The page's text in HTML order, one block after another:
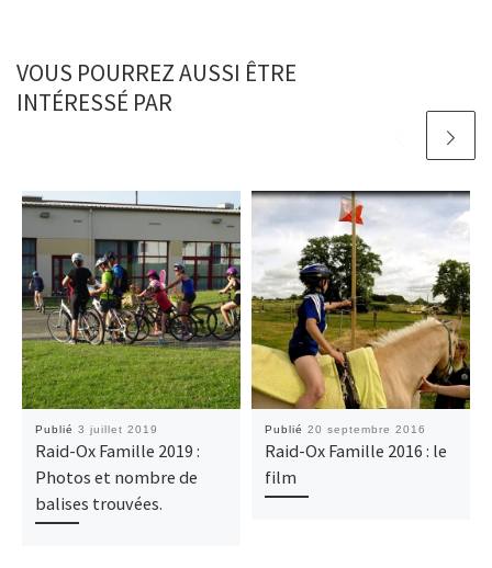
VOUS POURREZ AUSSI ÊTRE
INTÉRESSÉ PAR
Publié 3 juillet 2019
Raid-Ox Famille 2019 :
Photos et nombre de
balises trouvées.
Publié 20 septembre 2016
Raid-Ox Famille 2016 : le
film